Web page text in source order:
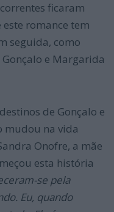
ficaram
romance tem
seguida, como
e Margarida
de Gonçalo e
mudou na vida
Onofre, a mãe
esta história
se pela
Eu, quando